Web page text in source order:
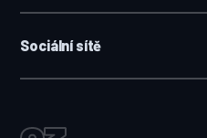
Sociální sítě